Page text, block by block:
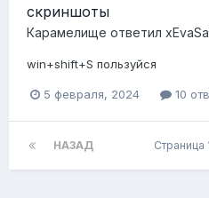
скриншоты
Карамелище ответил
win+shift+S пользуйся
5 февраля, 2024 10
НАЗАД Страница